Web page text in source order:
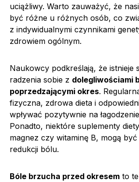
uciążliwy. Warto zauważyć, że
być różne u różnych osób, co
z indywidualnymi czynnikami
zdrowiem ogólnym.
Naukowcy podkreślają, że istnieje
radzenia sobie z dolegliwościami
poprzedzającymi okres.
fizyczna, zdrowa dieta i
wpływać pozytywnie na
Ponadto, niektóre suplementy
magnez czy witaminę B, mogą
redukcji bólu.
Bóle brzucha przed okresem to